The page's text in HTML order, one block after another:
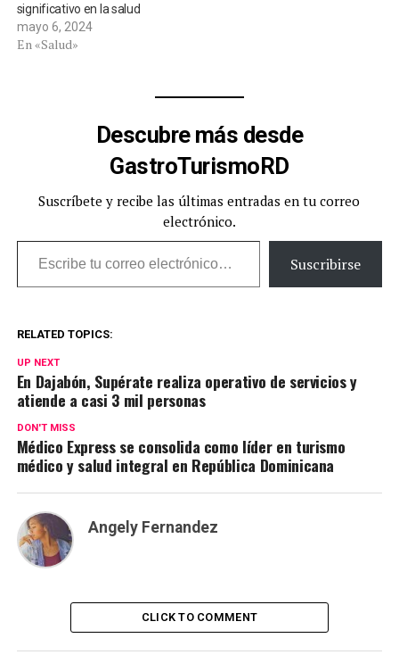
significativo en la salud
mayo 6, 2024
En «Salud»
Descubre más desde
GastroTurismoRD
Suscríbete y recibe las últimas entradas en tu correo
electrónico.
Escribe tu correo electrónico…
Suscribirse
RELATED TOPICS:
UP NEXT
En Dajabón, Supérate realiza operativo de servicios y
atiende a casi 3 mil personas
DON'T MISS
Médico Express se consolida como líder en turismo
médico y salud integral en República Dominicana
Angely Fernandez
CLICK TO COMMENT